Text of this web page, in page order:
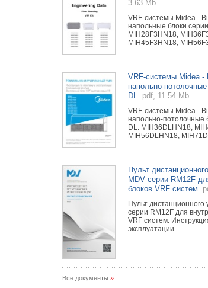
3.63 Mb
VRF-системы Midea -
напольные блоки
MIH28F3HN18,
MIH45F3HN18,
VRF-системы Midea -
напольно-
DL.
pdf, 11.54 Mb
VRF-системы Midea -
напольно-потолочные
DL: MIH36DLHN18,
MIH56DLHN18,
Пульт
MDV серии RM12F
блоков VRF систем.
Пульт
серии RM12F для
VRF систем.
эксплуатации.
Все документы »